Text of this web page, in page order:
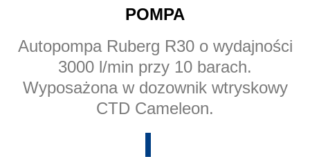
POMPA
Autopompa Ruberg R30 o wydajności
3000 l/min przy 10 barach.
Wyposażona w dozownik wtryskowy
CTD Cameleon.